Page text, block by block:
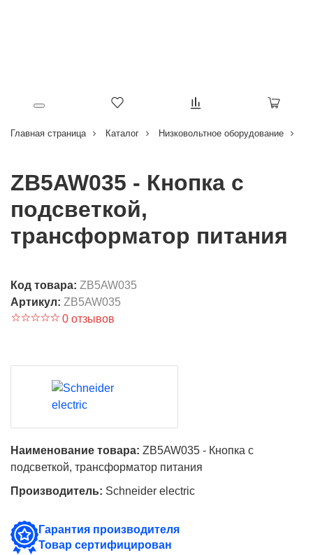
Главная страница Каталог Низковольтное оборудование
ZB5AW035 - Кнопка с
подсветкой,
трансформатор питания
Код товара: ZB5AW035
Артикул: ZB5AW035
0 отзывов
Наименование товара: ZB5AW035 - Кнопка с
подсветкой, трансформатор питания
Производитель: Schneider electric
Гарантия производителя
Товар сертифицирован